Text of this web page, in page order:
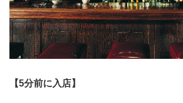
【5分前に入店】